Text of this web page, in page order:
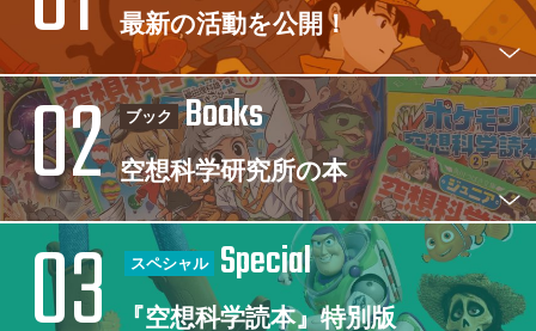
最新の活動を公開！
ブック Books
空想科学研究所の本
スペシャル Special
『空想科学読本』特別版